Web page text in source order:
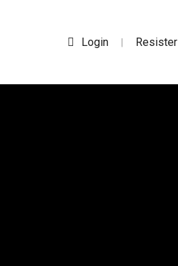
Login | Resister